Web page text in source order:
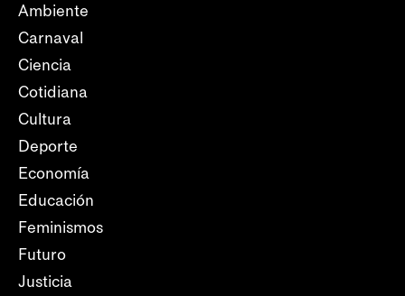
Ambiente
Carnaval
Ciencia
Cotidiana
Cultura
Deporte
Economía
Educación
Feminismos
Futuro
Justicia